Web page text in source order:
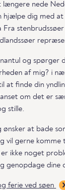
længere nede
hjælpe dig med
Fra
og spørger
af mig? i
at finde din
om det er
stille.
ønsker at bade
vil gerne komme
ikke noget
genopdage dine
ferie ved søen